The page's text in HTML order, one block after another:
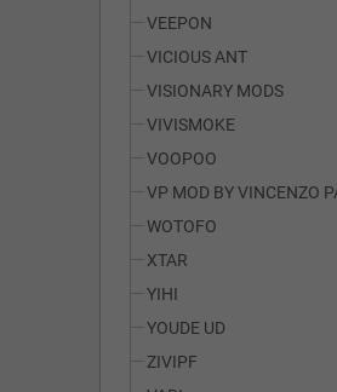
VEEPON
VICIOUS ANT
VISIONARY MODS
VIVISMOKE
VOOPOO
VP MOD BY VINCENZO
WOTOFO
XTAR
YIHI
YOUDE UD
ZIVIPF